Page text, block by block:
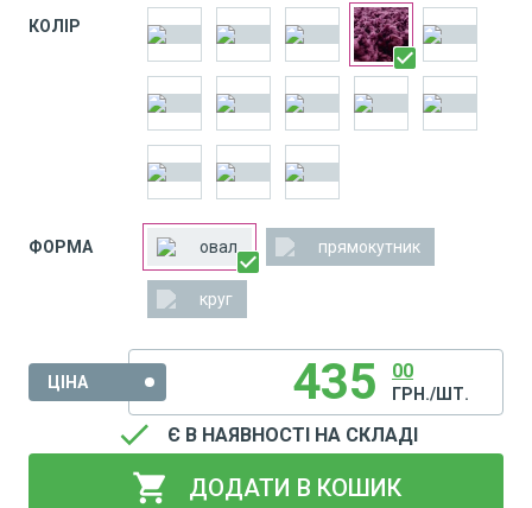
КОЛІР
ФОРМА овал прямокутник
круг
ЦІНА 435 00
ГРН./ШТ.
done Є В НАЯВНОСТІ НА СКЛАДІ
shopping_cart ДОДАТИ В КОШИК